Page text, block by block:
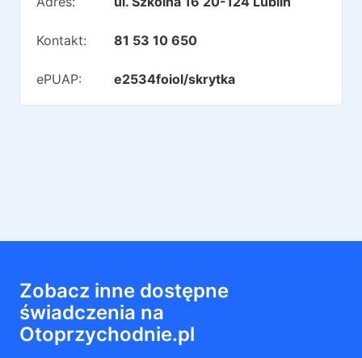
Kontakt: 81 53 10 650
ePUAP: e2534foiol/skrytka
Zobacz inne dostępne
świadczenia na
Otoprzychodnie.pl